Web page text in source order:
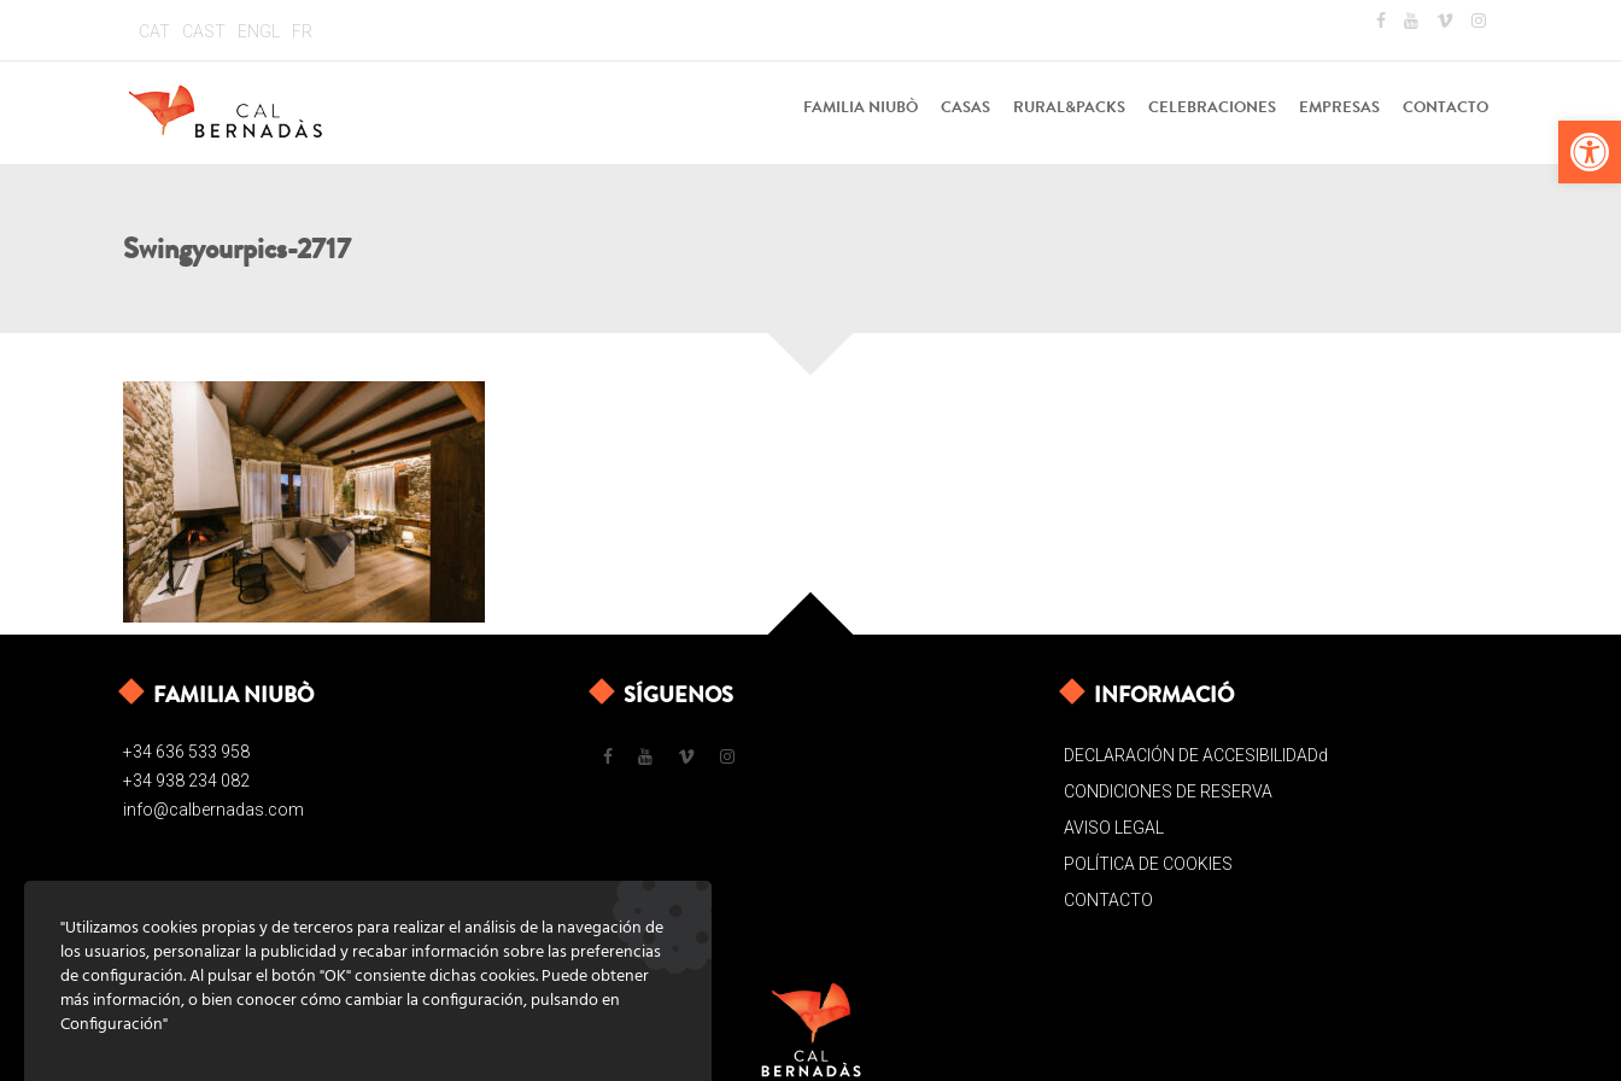
CAT CAST ENGL FR
FAMILIA NIUBÒ CASAS RURAL&PACKS CELEBRACIONES EMPRESAS CONTACTO
Swingyourpics-2717
FAMILIA NIUBÒ
+34 636 533 958
+34 938 234 082
info@calbernadas.com
SÍGUENOS INFORMACIÓ
DECLARACIÓN DE ACCESIBILIDADd
CONDICIONES DE RESERVA
AVISO LEGAL
POLÍTICA DE COOKIES
CONTACTO
"Utilizamos cookies propias y de terceros para realizar el análisis de la navegación de
los usuarios, personalizar la publicidad y recabar información sobre las preferencias
de configuración. Al pulsar el botón "OK" consiente dichas cookies. Puede obtener
más información, o bien conocer cómo cambiar la configuración, pulsando en
Configuración"